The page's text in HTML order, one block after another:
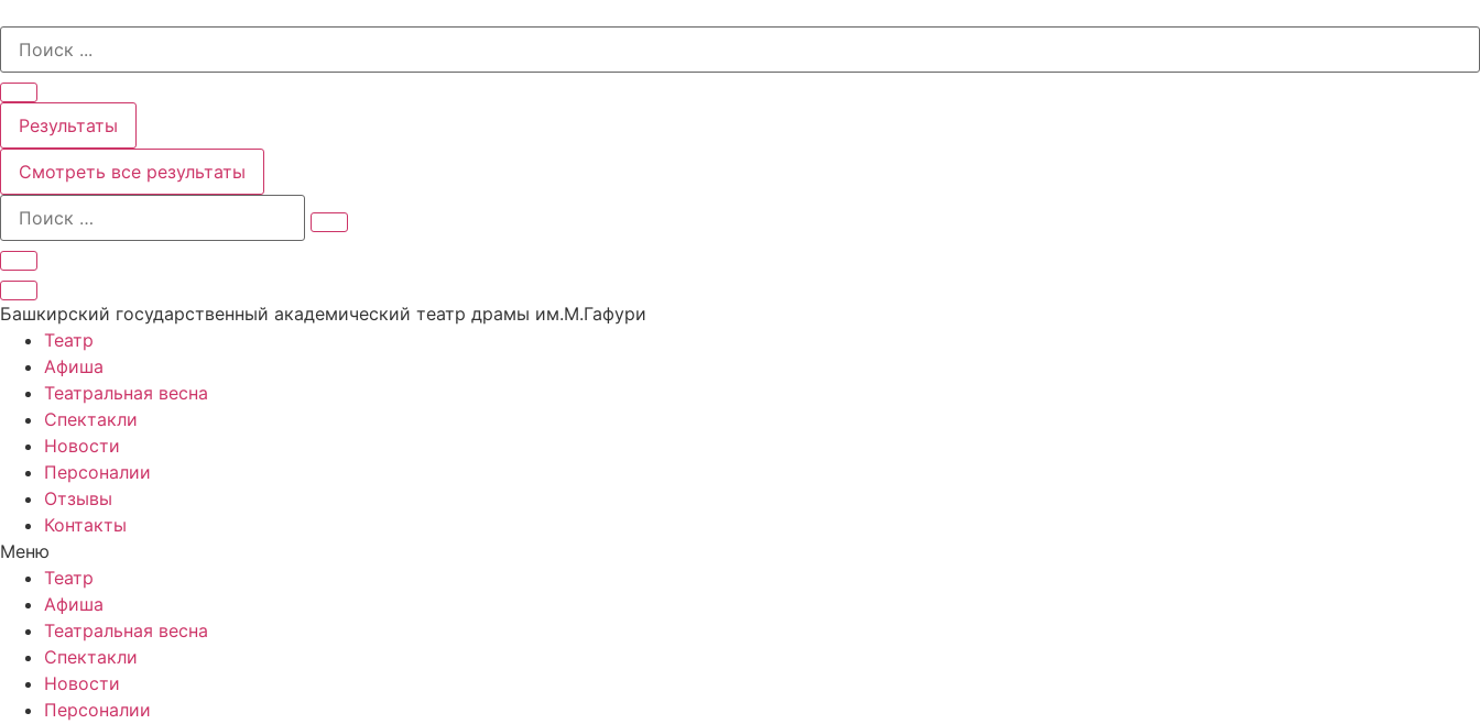
содержимому
Search
Результаты
Смотреть все результаты
Башкирский государственный академический театр драмы им.М.Гафури
Театр
Афиша
Театральная весна
Спектакли
Новости
Персоналии
Отзывы
Контакты
Меню
Театр
Афиша
Театральная весна
Спектакли
Новости
Персоналии